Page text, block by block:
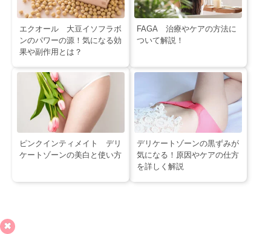
エクオール 大豆イソフラボ
ンのパワーの源！気になる効
果や副作用とは？
FAGA 治療やケアの方法に
ついて解説！
ピンクインティメイト デリ
ケートゾーンの美白と使い方
デリケートゾーンの黒ずみが
気になる！原因やケアの仕方
を詳しく解説